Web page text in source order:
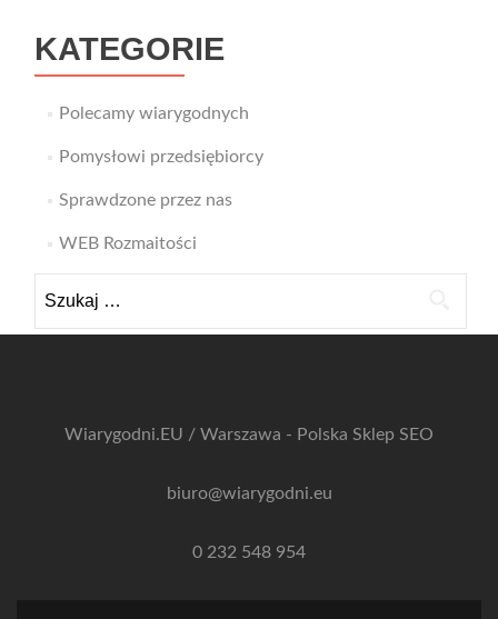
KATEGORIE
Polecamy wiarygodnych
Pomysłowi przedsiębiorcy
Sprawdzone przez nas
WEB Rozmaitości
Wiarygodni.EU / Warszawa - Polska Sklep SEO
biuro@wiarygodni.eu
0 232 548 954